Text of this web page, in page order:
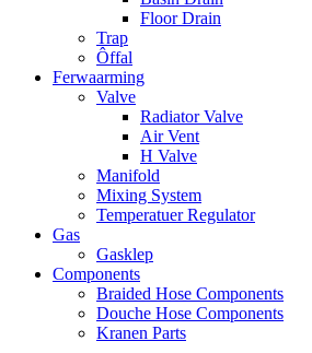
Floor Drain
Trap
Ôffal
Ferwaarming
Valve
Radiator Valve
Air Vent
H Valve
Manifold
Mixing System
Temperatuer Regulator
Gas
Gasklep
Components
Braided Hose Components
Douche Hose Components
Kranen Parts